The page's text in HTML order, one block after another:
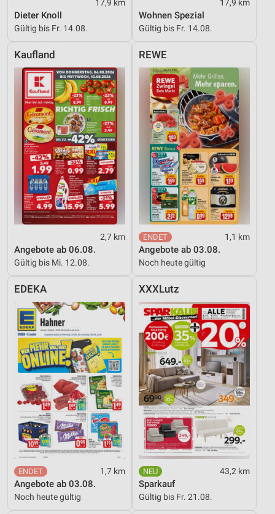
17,9 km
Dieter Knoll
Gültig bis Fr. 14.08.
17,9 km
Wohnen Spezial
Gültig bis Fr. 14.08.
Kaufland
2,7 km
Angebote ab 06.08.
Gültig bis Mi. 12.08.
REWE
1,1 km
Angebote ab 03.08.
Noch heute gültig
EDEKA
1,7 km
Angebote ab 03.08.
Noch heute gültig
XXXLutz
43,2 km
Sparkauf
Gültig bis Fr. 21.08.